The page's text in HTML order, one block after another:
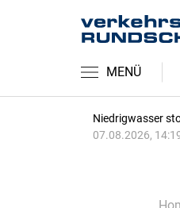
MENÜ
Niedrigwasser
07.08.2026,